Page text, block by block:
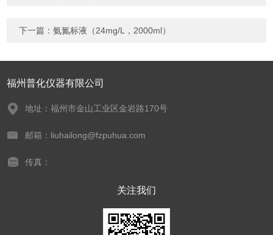
下一篇：氨氮标液（24mg/L，2000ml）
福州普化仪器有限公司
地址：福州市金山工业区金岩路170号
邮箱：liuhailong@fzpuhua.com
传真：
关注我们